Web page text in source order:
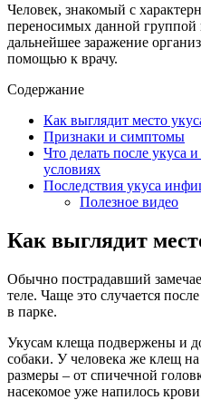
Человек, знакомый с
переносимых данной группой
дальнейшее заражение
помощью к врачу.
Содержание
Как выглядит место
Признаки и симптомы
Что делать после укуса
условиях
Последствия укуса
Полезное видео
Как выглядит
Обычно пострадавший
теле. Чаще это случается
в парке.
Укусам клеща подвержены и
собаки. У человека же клещ
размеры – от спичечной
насекомое уже напилось